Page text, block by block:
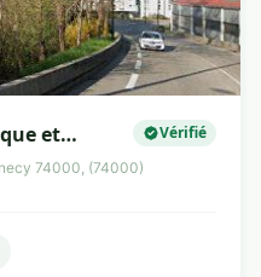
et
Vérifié
74000, (74000)